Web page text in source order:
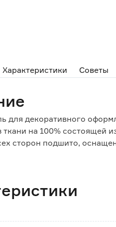
Характеристики Советы
для декоративного
на 100% состоящей
сторон подшито,
при правильной